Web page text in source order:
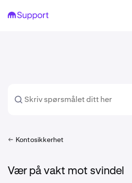
Kontosikkerhet
Vær på vakt mot svindel